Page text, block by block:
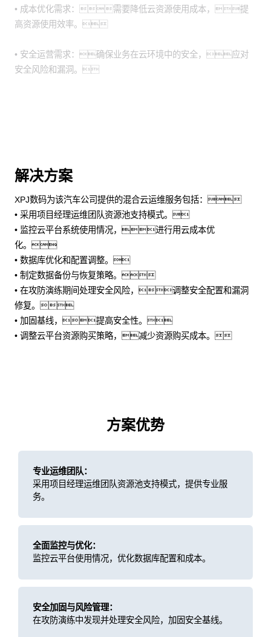
• 成本优化需求：需要降低云资源使用成本，提
高资源使用效率。
• 安全运营需求：确保业务在云环境中的安全，应对
安全风险和漏洞。
解决方案
XPJ数码为该汽车公司提供的混合云运维服务包括：
• 采用项目经理运维团队资源池支持模式。
• 监控云平台系统使用情况，进行用云成本优
化。
• 数据库优化和配置调整。
• 制定数据备份与恢复策略。
• 在攻防演练期间处理安全风险，调整安全配置和漏洞
修复。
• 加固基线，提高安全性。
• 调整云平台资源购买策略，减少资源购买成本。
方案优势
专业运维团队：
采用项目经理运维团队资源池支持模式，提供专业服
务。
全面监控与优化：
监控云平台使用情况，优化数据库配置和成本。
安全加固与风险管理：
在攻防演练中发现并处理安全风险，加固安全基线。